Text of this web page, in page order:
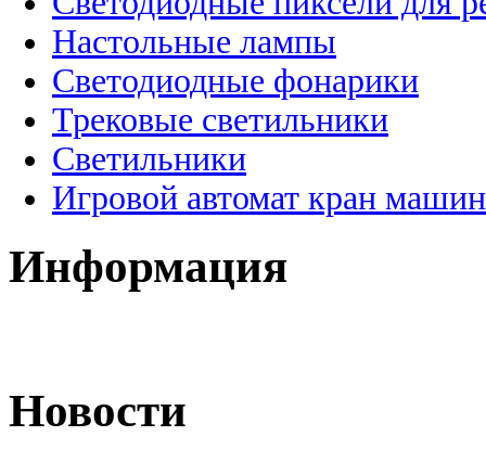
Настольные лампы
Светодиодные фонарики
Трековые светильники
Светильники
Игровой автомат кран
Информация
Новости